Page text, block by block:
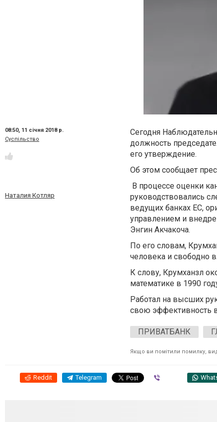
08:50, 11 січня 2018 р.
Суспільство
Наталия Котляр
Сегодня
должность
его утверждение.
Об этом сообщает
В процессе оценки
руководствовались
ведущих банках ЕС,
управлением и
Энгин Акчакоча.
По его словам,
человека и свободно
К слову, Крумханзл
математике в 1990
Работал на высших
свою эффективность в
ПРИВАТБАНК
Якщо ви помітили помилку,
Reddit Telegram